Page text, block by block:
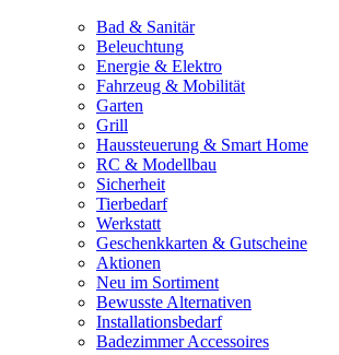
Bad & Sanitär
Beleuchtung
Energie & Elektro
Fahrzeug & Mobilität
Garten
Grill
Haussteuerung & Smart Home
RC & Modellbau
Sicherheit
Tierbedarf
Werkstatt
Geschenkkarten & Gutscheine
Aktionen
Neu im Sortiment
Bewusste Alternativen
Installationsbedarf
Badezimmer Accessoires